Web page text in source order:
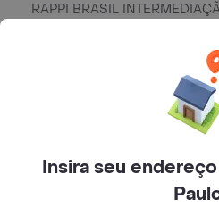
RAPPI BRASIL
conj. 91, Lado A, Cerqueira
905, CNPJ/MF n°
Insira seu